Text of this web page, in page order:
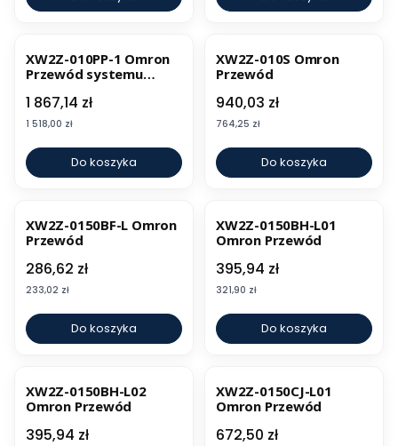
XW2Z-010PP-1 Omron
Przewód systemu
Cena
1 867,14 zł
Cena
1 518,00 zł
Do koszyka
XW2Z-010S Omron
Przewód
Cena
940,03 zł
Cena
764,25 zł
Do koszyka
XW2Z-0150BF-L Omron
Przewód
Cena
286,62 zł
Cena
233,02 zł
Do koszyka
XW2Z-0150BH-L01
Omron Przewód
Cena
395,94 zł
Cena
321,90 zł
Do koszyka
XW2Z-0150BH-L02
Omron Przewód
Cena
395,94 zł
XW2Z-0150CJ-L01
Omron Przewód
Cena
672,50 zł